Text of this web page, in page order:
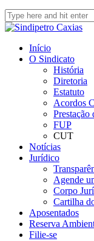
Início
O Sindicato
História
Diretoria
Estatuto
Acordos
Prestação
FUP
CUT
Notícias
Jurídico
Agende
Corpo
Cartilha
Aposentados
Reserva
Filie-se